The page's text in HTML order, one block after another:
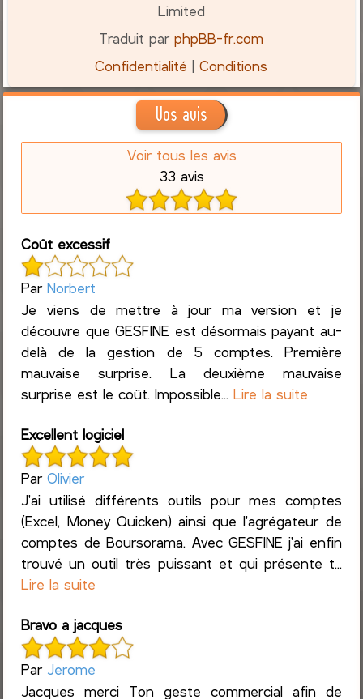
Limited
Traduit parphpBB-fr.com
Confidentialité |Conditions
Vos avis
Voir tous les avis
33 avis
Coût excessif
ParNorbert
Je viens de mettre à jour ma version et je
découvre que GESFINE est désormais payant au-
delà de la gestion de 5 comptes. Première
mauvaise surprise. La deuxième mauvaise
surprise est le coût. Impossible...Lire la suite
Excellent logiciel
ParOlivier
J'ai utilisé différents outils pour mes comptes
(Excel, Money Quicken) ainsi que l'agrégateur de
comptes de Boursorama. Avec GESFINE j'ai enfin
trouvé un outil très puissant et qui présente t...
Lire la suite
Bravo a jacques
Par Jerome
Jacques merci Ton geste commercial afin de